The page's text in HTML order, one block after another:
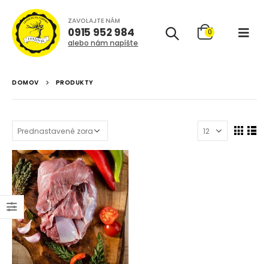
ZAVOLAJTE NÁM
0915 952 984
alebo nám napíšte
0
DOMOV PRODUKTY